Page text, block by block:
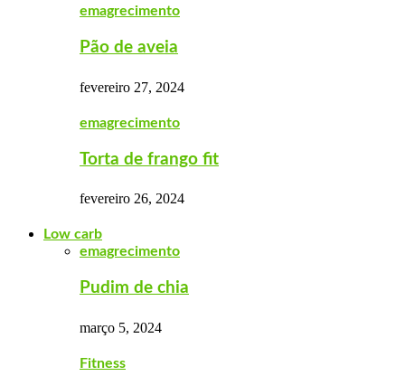
emagrecimento
Pão de aveia
fevereiro 27, 2024
emagrecimento
Torta de frango fit
fevereiro 26, 2024
Low carb
emagrecimento
Pudim de chia
março 5, 2024
Fitness